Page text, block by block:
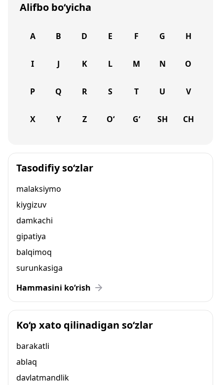
Alifbo bo‘yicha
A B D E F G H
I J K L M N O
P Q R S T U V
X Y Z O‘ G‘ SH CH
Tasodifiy so‘zlar
malaksiymo
kiygizuv
damkachi
gipatiya
balqimoq
surunkasiga
Hammasini ko‘rish
Ko‘p xato qilinadigan so‘zlar
barakatli
ablaq
davlatmandlik